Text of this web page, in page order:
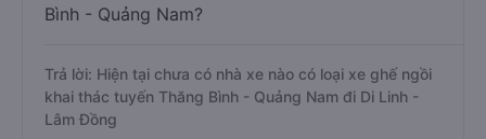
Bình - Quảng Nam?
Trả lời: Hiện tại chưa có nhà xe nào có loại xe ghế ngồi
khai thác tuyến Thăng Bình - Quảng Nam đi Di Linh -
Lâm Đồng